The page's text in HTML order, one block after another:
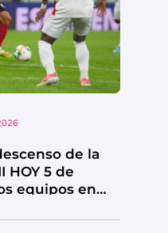
de la
HOY 5 de
equipos en